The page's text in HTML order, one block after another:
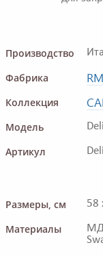
Производство
Фабрика
Коллекция
Модель
Артикул
Размеры, см
58
Материалы